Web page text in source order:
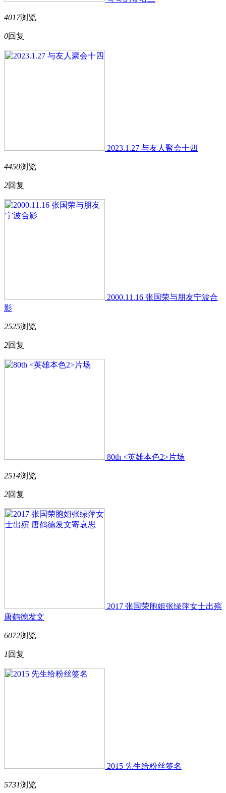
4017浏览
0回复
2023.1.27 与友人聚会十四
4450浏览
2回复
2000.11.16 张国荣与朋友宁波合
影
2525浏览
2回复
80th <英雄本色2>片场
2514浏览
2回复
2017 张国荣胞姐张绿萍女士出殡
唐鹤德发文
6072浏览
1 回复
2015 先生给粉丝签名
5731浏览